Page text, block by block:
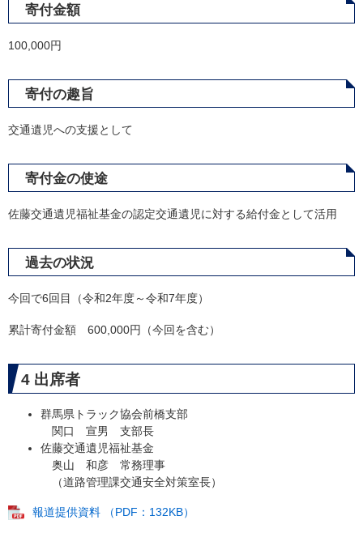
寄付金額
100,000円
寄付の趣旨
交通遺児への支援として
寄付金の使途
佐藤交通遺児福祉基金の認定交通遺児に対する給付金として活用
過去の状況
今回で6回目（令和2年度～令和7年度）
累計寄付金額 600,000円（今回を含む）
4 出席者
群馬県トラック協会前橋支部
関口 宣男 支部長
佐藤交通遺児福祉基金
奥山 和彦 常務理事
（道路管理課交通安全対策室長）
報道提供資料 （PDF：132KB）